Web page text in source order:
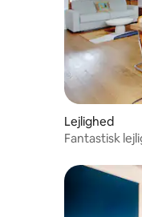
Lejlighed
Fantastisk